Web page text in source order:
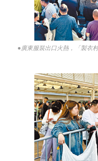
●廣東服裝出口火熱，「製衣